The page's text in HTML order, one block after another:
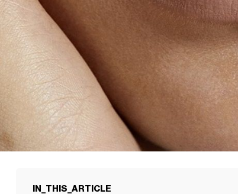
IN_THIS_ARTICLE